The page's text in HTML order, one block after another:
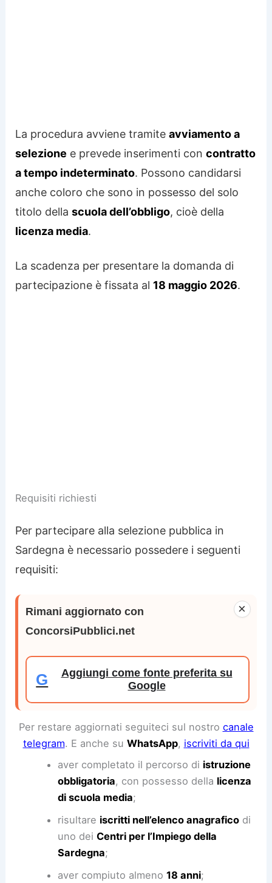
La procedura avviene tramiteavviamento a
selezione e prevede inserimenti concontratto
a tempo indeterminato. Possono candidarsi
anche coloro che sono in possesso del solo
titolo dellascuola dell’obbligo, cioè della
licenza media.
La scadenza per presentare la domanda di
partecipazione è fissata al 18 maggio 2026.
Requisiti richiesti
Per partecipare alla selezione pubblica in
Sardegna è necessario possedere i seguenti
requisiti:
×
Rimani aggiornato con
ConcorsiPubblici.net
G
Aggiungi come fonte preferita su
Google
Per restare aggiornati seguiteci sul nostro canale
telegram. E anche su WhatsApp, iscriviti da qui
aver completato il percorso di istruzione
obbligatoria, con possesso della licenza
di scuola media;
risultare iscritti nell’elenco anagraficodi
uno dei Centri per l’Impiego della
Sardegna;
aver compiuto almeno 18 anni;